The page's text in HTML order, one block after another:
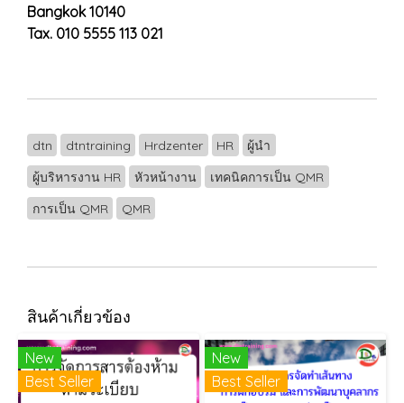
Bangkok 10140
Tax. 010 5555 113 021
dtn dtntraining Hrdzenter HR
ผู้นำ
ผู้บริหารงาน HR
หัวหน้างาน
เทคนิคการเป็น QMR
การเป็น QMR
QMR
สินค้าเกี่ยวข้อง
New
Best Seller
New
Best Seller